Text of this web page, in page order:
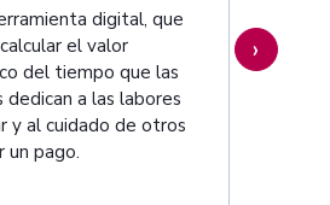
digital, que
el valor
del tiempo que las
dedican a las labores
y al cuidado de otros
un pago.
›